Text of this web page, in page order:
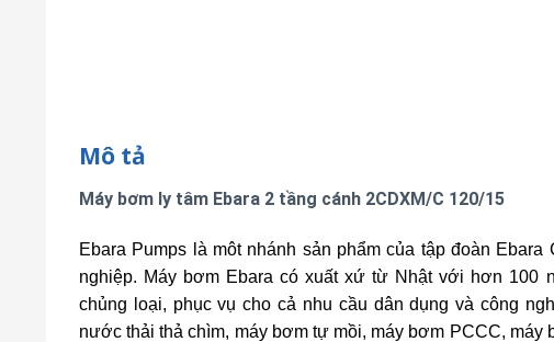
Mô tả
Máy bơm ly tâm Ebara 2 tầng cánh 2CDXM/C 120/15
Ebara Pumps là môt nhánh sản phẩm của tập đoàn
nghiệp. Máy bơm Ebara có xuất xứ từ Nhật với hơn 100
chủng loại, phục vụ cho cả nhu cầu dân dụng và công
nước thải thả chìm, máy bơm tự mồi, máy bơm PCCC,